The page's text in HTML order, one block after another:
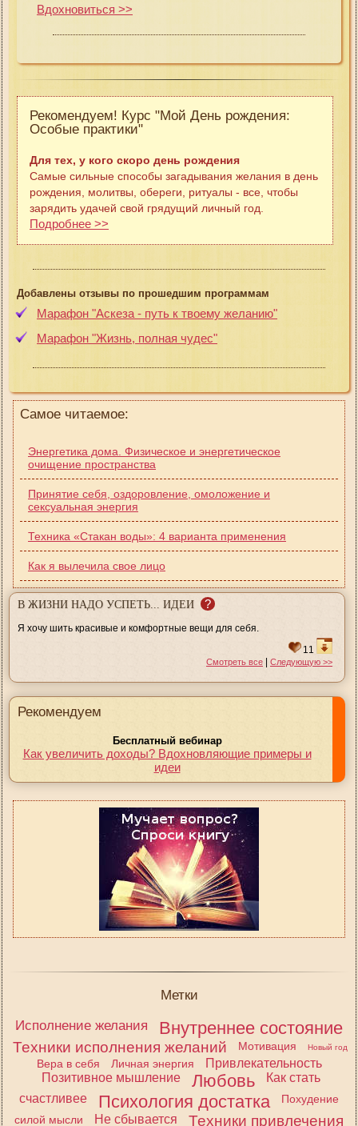
Вдохновиться >>
Рекомендуем! Курс "Мой День рождения:
Особые практики"
Для тех, у кого скоро день рождения
Самые сильные способы загадывания желания в день
рождения, молитвы, обереги, ритуалы - все, чтобы
зарядить удачей свой грядущий личный год.
Подробнее >>
Добавлены отзывы по прошедшим программам
Марафон "Аскеза - путь к твоему желанию"
Марафон "Жизнь, полная чудес"
Самое читаемое:
Энергетика дома. Физическое и энергетическое
очищение пространства
Принятие себя, оздоровление, омоложение и
сексуальная энергия
Техника «Cтакан воды»: 4 варианта применения
Как я вылечила свое лицо
В ЖИЗНИ НАДО УСПЕТЬ... ИДЕИ ?
Я хочу шить красивые и комфортные вещи для себя.
11
Смотреть все | Следующую >>
Рекомендуем
Бесплатный вебинар
Как увеличить доходы? Вдохновляющие примеры и
идеи
Метки
Исполнение желания
Внутреннее состояние
Техники исполнения желаний Мотивация Новый год
Вера в себя Личная энергия
Привлекательность
Позитивное мышление
Любовь
Как стать
счастливее
Психология достатка
Похудение
силой мысли
Не сбывается Техники привлечения